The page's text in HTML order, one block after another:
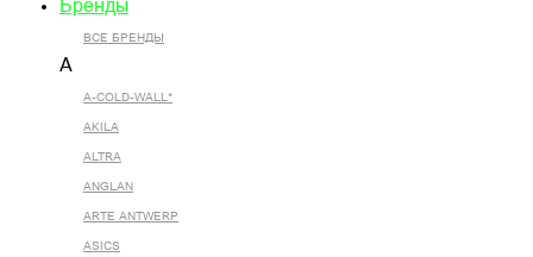
Бренды
ВСЕ БРЕНДЫ
A
A-COLD-WALL*
AKILA
ALTRA
ANGLAN
ARTE ANTWERP
ASICS